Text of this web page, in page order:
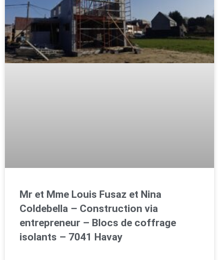
Mr et Mme Louis Fusaz et Nina
Coldebella – Construction via
entrepreneur – Blocs de coffrage
isolants – 7041 Havay